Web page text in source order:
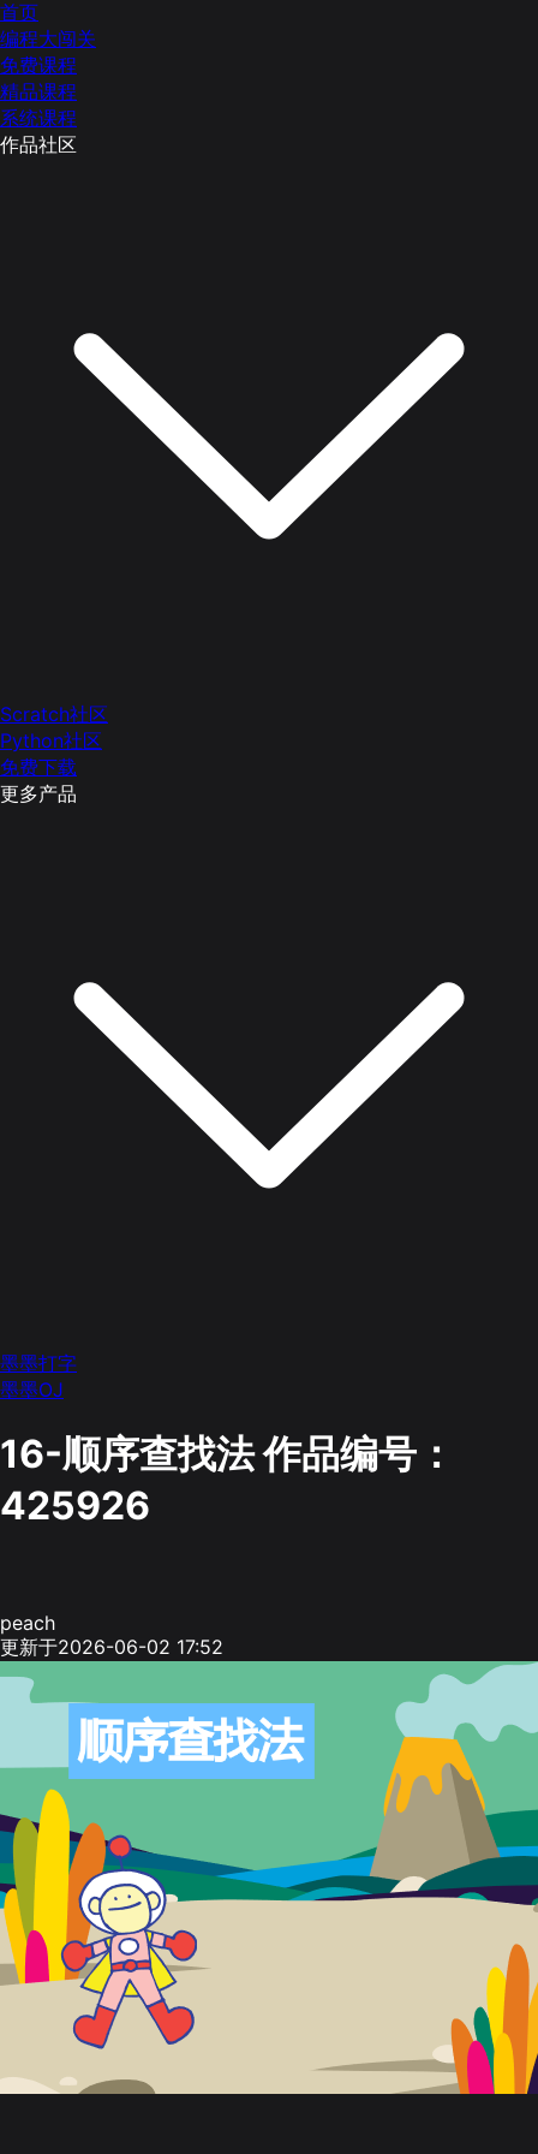
首页
编程大闯关
免费课程
精品课程
系统课程
作品社区
Scratch社区
Python社区
免费下载
更多产品
墨墨打字
墨墨OJ
16-顺序查找法作品编号：
425926
peach
更新于2026-06-02 17:52